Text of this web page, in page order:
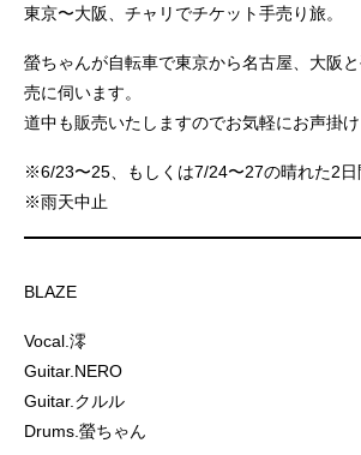
東京〜大阪、チャリでチケット手売り旅。
螢ちゃんが自転車で東京から名古屋、大阪
売に伺います。
道中も販売いたしますのでお気軽にお声掛け
※6/23〜25、もしくは7/24〜27の晴れた2日
※雨天中止
BLAZE
Vocal.澪
Guitar.NERO
Guitar.クルル
Drums.螢ちゃん